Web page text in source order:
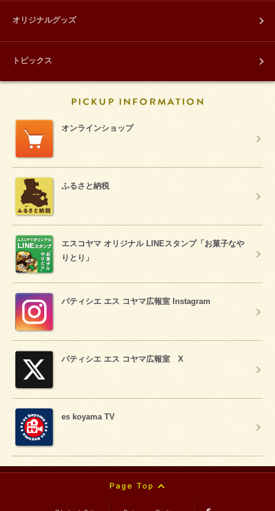
オリジナルグッズ
トピックス
オンラインショップ
ふるさと納税
エスコヤマ オリジナル LINEスタンプ「お菓子なや
りとり」
パティシエ エス コヤマ広報室 Instagram
パティシエ エス コヤマ広報室 X
es koyama TV